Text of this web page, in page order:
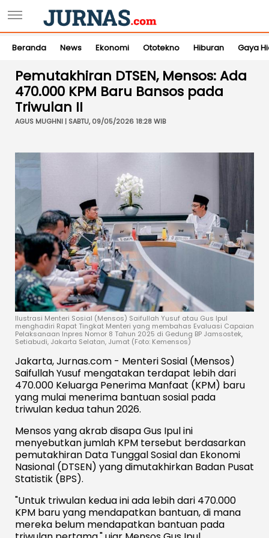
Beranda News Ekonomi Ototekno Hiburan Gaya
Pemutakhiran DTSEN, Mensos: Ada
470.000 KPM Baru Bansos pada
Triwulan II
AGUS MUGHNI | SABTU, 09/05/2026 18:28 WIB
Ilustrasi Menteri Sosial (Mensos) Saifullah Yusuf atau Gus Ipul
menghadiri Rapat Tingkat Menteri yang membahas Evaluasi Capaian
Pelaksanaan Inpres Nomor 8 Tahun 2025 di Gedung BP Jamsostek,
Setiabudi, Jakarta Selatan, Jumat (Foto: Kemensos)
Jakarta, Jurnas.com - Menteri Sosial (Mensos)
Saifullah Yusuf mengatakan terdapat lebih dari
470.000 Keluarga Penerima Manfaat (KPM) baru
yang mulai menerima bantuan sosial pada
triwulan kedua tahun 2026.
Mensos yang akrab disapa Gus Ipul ini
menyebutkan jumlah KPM tersebut berdasarkan
pemutakhiran Data Tunggal Sosial dan Ekonomi
Nasional (DTSEN) yang dimutakhirkan Badan Pusat
Statistik (BPS).
"Untuk triwulan kedua ini ada lebih dari 470.000
KPM baru yang mendapatkan bantuan, di mana
mereka belum mendapatkan bantuan pada